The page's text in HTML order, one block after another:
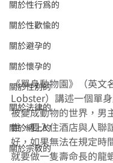
關於性行為的
關於性歡愉的
關於避孕的
關於懷孕的
關於性別的
關於法律的
關於網上的
關於宗教的
《單身動物園》（英文
Lobster）講述一個單
被變成動物的世界，男
世，要入住酒店與人聯
好，如果無法在規定時
就要做一隻壽命長的龍